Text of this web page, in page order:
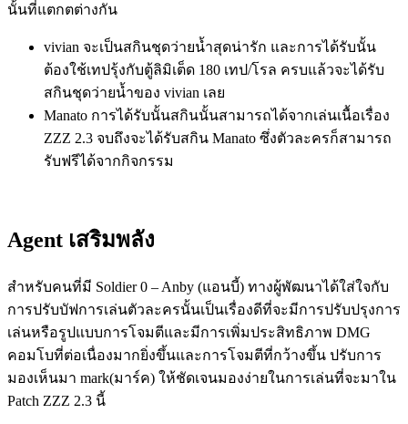
นั้นที่แตกตต่างกัน
vivian จะเป็นสกินชุดว่ายน้ำสุดน่ารัก และการได้รับนั้น
ต้องใช้เทปรุ้งกับตู้ลิมิเต็ด 180 เทป/โรล ครบแล้วจะได้รับ
สกินชุดว่ายน้ำของ vivian เลย
Manato การได้รับนั้นสกินนั้นสามารถได้จากเล่นเนื้อเรื่อง
ZZZ 2.3 จบถึงจะได้รับสกิน Manato ซึ่งตัวละครก็สามารถ
รับฟรีได้จากกิจกรรม
Agent เสริมพลัง
สำหรับคนที่มี Soldier 0 – Anby (แอนบี้) ทางผู้พัฒนาได้ใส่ใจกับ
การปรับบัฟการเล่นตัวละครนั้นเป็นเรื่องดีที่จะมีการปรับปรุงการ
เล่นหรือรูปแบบการโจมตีและมีการเพิ่มประสิทธิภาพ DMG
คอมโบที่ต่อเนื่องมากยิ่งขึ้นและการโจมตีที่กว้างขึ้น ปรับการ
มองเห็นมา mark(มาร์ค) ให้ชัดเจนมองง่ายในการเล่นที่จะมาใน
Patch ZZZ 2.3 นี้